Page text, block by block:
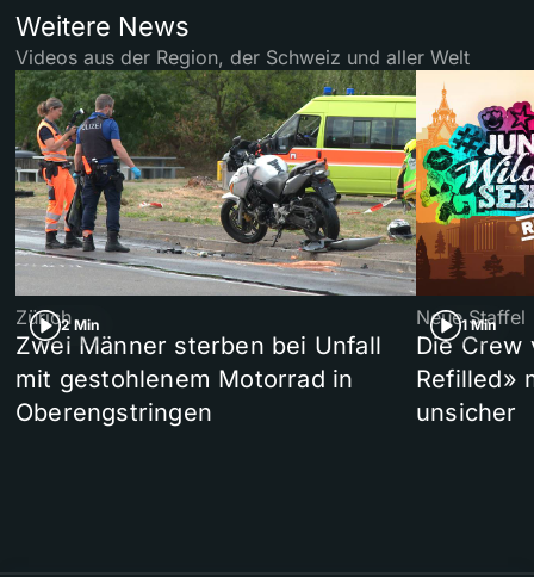
Weitere News
Videos aus der Region, der Schweiz und aller Welt
2 Min
Zürich
Zwei Männer sterben bei Unfall
mit gestohlenem Motorrad in
Oberengstringen
1 Min
Neue Staffel
Die Crew
Refilled»
unsicher